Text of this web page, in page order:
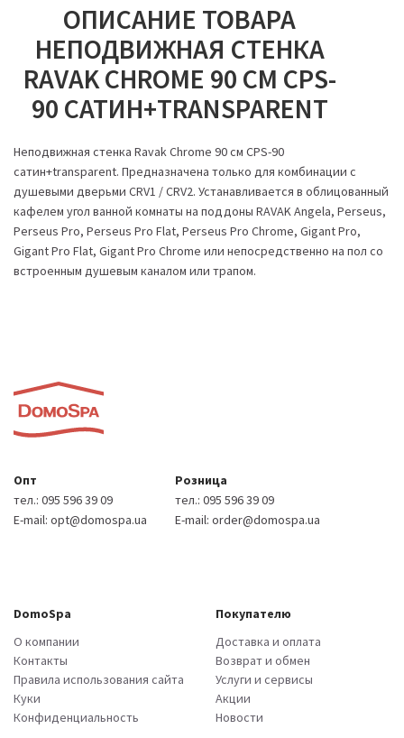
ОПИСАНИЕ ТОВАРА
НЕПОДВИЖНАЯ СТЕНКА
RAVAK CHROME 90 СМ CPS-
90 САТИН+TRANSPARENT
Неподвижная стенка Ravak Chrome 90 см CPS-90
сатин+transparent. Предназначена только для комбинации с
душевыми дверьми CRV1 / CRV2. Устанавливается в облицованный
кафелем угол ванной комнаты на поддоны RAVAK Angela, Perseus,
Perseus Pro, Perseus Pro Flat, Perseus Pro Chrome, Gigant Pro,
Gigant Pro Flat, Gigant Pro Chrome или непосредственно на пол со
встроенным душевым каналом или трапом.
Опт
тел.: 095 596 39 09
E-mail: opt@domospa.ua
Розница
тел.: 095 596 39 09
E-mail: order@domospa.ua
DomoSpa
О компании
Контакты
Правила использования сайта
Куки
Конфиденциальность
Покупателю
Доставка и оплата
Возврат и обмен
Услуги и сервисы
Акции
Новости